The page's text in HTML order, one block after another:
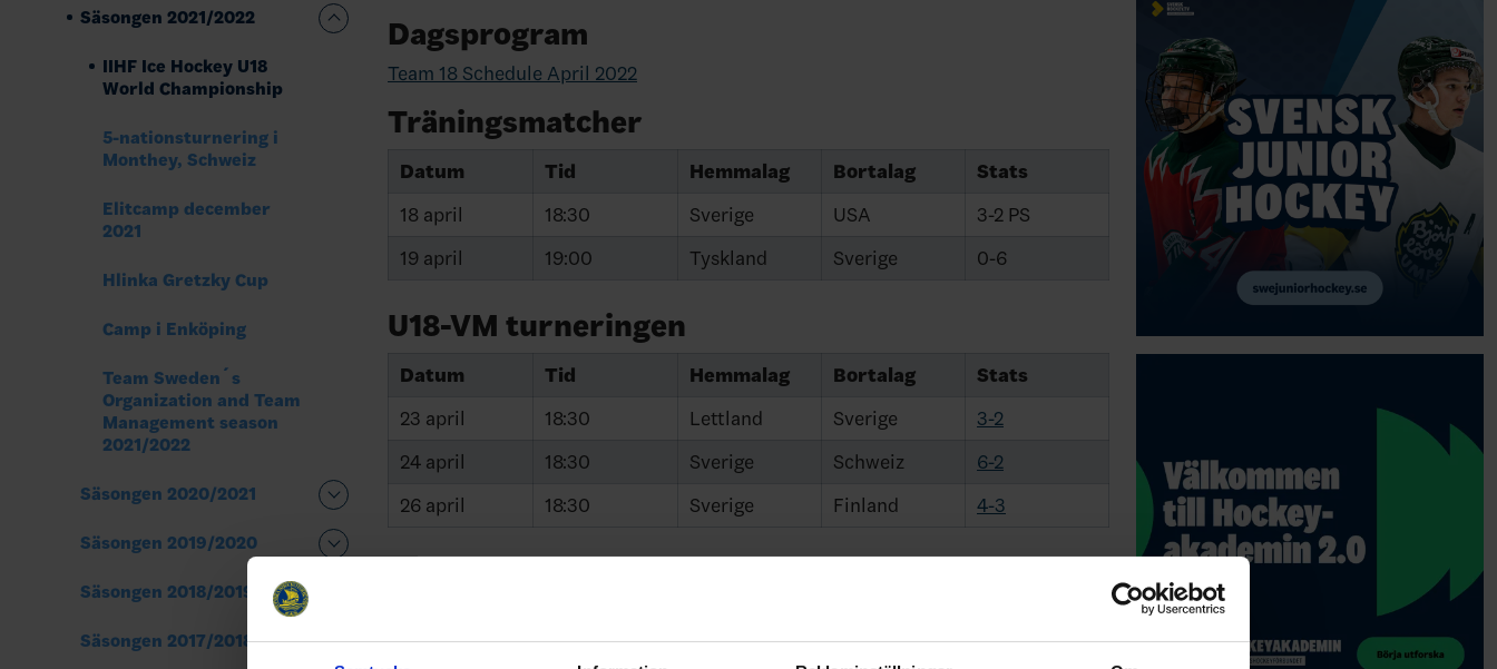
Säsongen 2021/2022
IIHF Ice Hockey U18
World Championship
5-nationsturnering i
Monthey, Schweiz
Elitcamp december
2021
Hlinka Gretzky Cup
Camp i Enköping
Team Sweden´s
Organization and Team
Management season
2021/2022
Säsongen 2020/2021
Säsongen 2019/2020
Säsongen 2018/2019
Säsongen 2017/2018
Dagsprogram
Team 18 Schedule April 2022
Träningsmatcher
Datum Tid Hemmalag Bortalag
Stats
18 april
18:30 Sverige USA
3-2 PS
19 april
19:00 Tyskland Sverige 0-6
U18-VM turneringen
Datum Tid Hemmalag Bortalag
Stats
23 april
18:30 Lettland Sverige
3-2
24 april
18:30 Sverige Schweiz
6-2
26 april
18:30 Sverige Finland 4-3
Kvartsfinal